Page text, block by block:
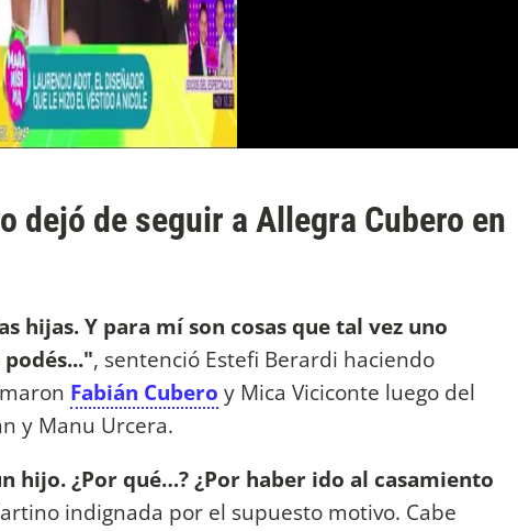
dejó de seguir a Allegra Cubero en
hijas. Y para mí son cosas que tal vez uno
, sentenció Estefi Berardi haciendo
Fabián Cubero y Mica Viciconte luego del
y Manu Urcera.
hijo. ¿Por qué…? ¿Por haber ido al casamiento
indignada por el supuesto motivo. Cabe